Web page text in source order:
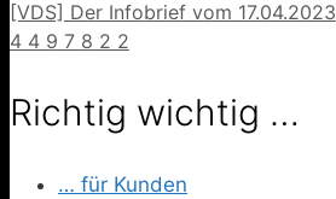
[VDS] Der Infobrief vom 17.04.2023
4 4 9 7 8 2 2
Richtig wichtig …
… für Kunden